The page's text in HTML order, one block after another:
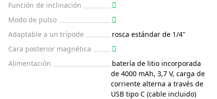
Función de inclinación
Modo de pulso
Adaptable a un trípode
rosca estándar de 1/4"
Cara posterior magnética
Alimentación
batería de litio incorporada
de 4000 mAh, 3,7 V, carga de
corriente alterna a través de
USB tipo C (cable incluido)